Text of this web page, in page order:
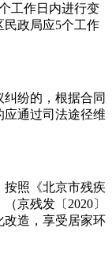
工作日内进行变
政局应5个工作
纷的，根据合同
通过司法途径维
按照《北京市残疾
京残发〔2020〕
改造，享受居家环